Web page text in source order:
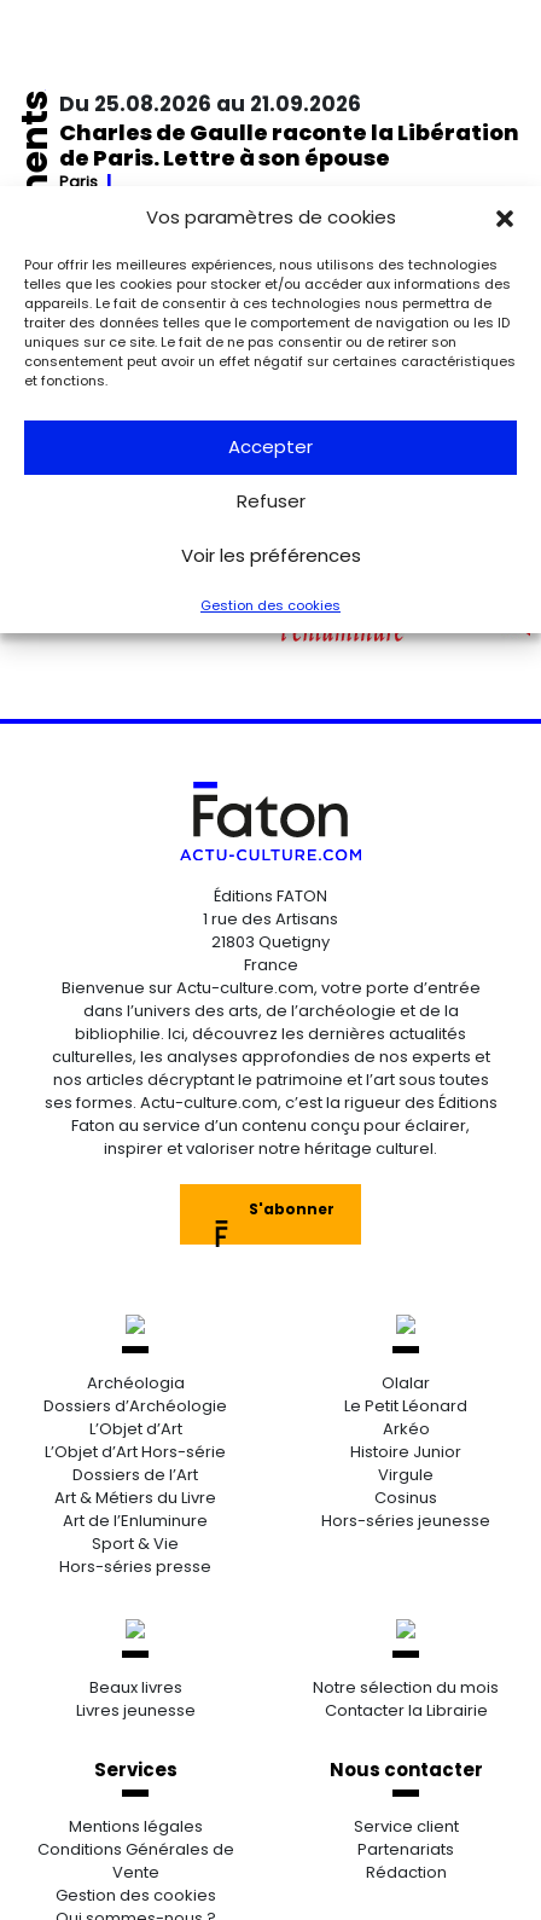
Vos paramètres de cookies
Pour offrir les meilleures expériences, nous utilisons des technologies
telles que les cookies pour stocker et/ou accéder aux informations des
appareils. Le fait de consentir à ces technologies nous permettra de
traiter des données telles que le comportement de navigation ou les ID
uniques sur ce site. Le fait de ne pas consentir ou de retirer son
consentement peut avoir un effet négatif sur certaines caractéristiques
et fonctions.
Accepter
Refuser
Voir les préférences
Gestion des cookies
ÉvénementsDu 25.08.2026 au 21.09.2026
Charles de Gaulle raconte la Libération
de Paris. Lettre à son épouse
Paris
Musée de la Libération de Paris – musée du général
Leclerc – musée Jean Moulin
musée de la Libération de Paris – musée du général
Leclerc – musée Jean Moulin expose la lettre du 27 août
1944 de Charles de Gaulle à son épouse Yvonne, lui narrant
les événements de la Libération de Paris.
Voir tous les événements
Éditions FATON
1 rue des Artisans
21803 Quetigny
France
Bienvenue sur Actu-culture.com, votre porte d’entrée
dans l’univers des arts, de l’archéologie et de la
bibliophilie. Ici, découvrez les dernières actualités
culturelles, les analyses approfondies de nos experts et
nos articles décryptant le patrimoine et l’art sous toutes
ses formes. Actu-culture.com, c’est la rigueur des Éditions
Faton au service d’un contenu conçu pour éclairer,
inspirer et valoriser notre héritage culturel.
S'abonner
Archéologia
Dossiers d’Archéologie
L’Objet d’Art
L’Objet d’Art Hors-série
Dossiers de l’Art
Art & Métiers du Livre
Art de l’Enluminure
Sport & Vie
Hors-séries presse
Olalar
Le Petit Léonard
Arkéo
Histoire Junior
Virgule
Cosinus
Hors-séries jeunesse
Beaux livres
Livres jeunesse
Notre sélection du mois
Contacter la Librairie
Services
Mentions légales
Conditions Générales de
Vente
Gestion des cookies
Nous contacter
Service client
Partenariats
Rédaction